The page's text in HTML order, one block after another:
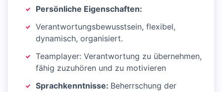
Persönliche Eigenschaften:
Verantwortungsbewusstsein, flexibel,
dynamisch, organisiert.
Teamplayer: Verantwortung zu übernehmen,
fähig zuzuhören und zu motivieren
Sprachkenntnisse: Beherrschung der